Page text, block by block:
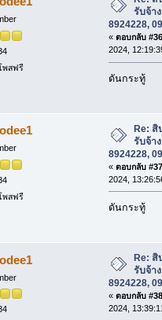
พสฟรี
รับจ้า
8924228,
« ตอบกลับ
2024,
ดันกระทู้
พสฟรี
Re: สิ
รับจ้า
8924228,
« ตอบกลับ
2024,
ดันกระทู้
Re: สิ
รับจ้า
8924228,
« ตอบกลับ
2024,